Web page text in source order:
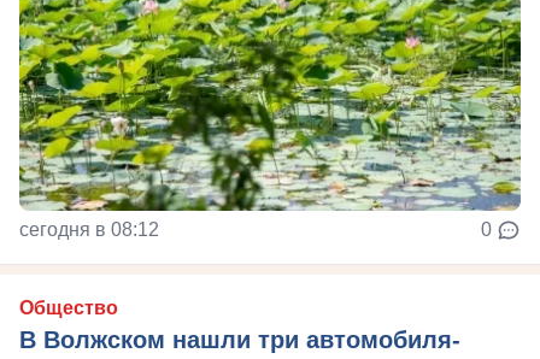
сегодня в 08:12 0
Общество
В Волжском нашли три автомобиля-